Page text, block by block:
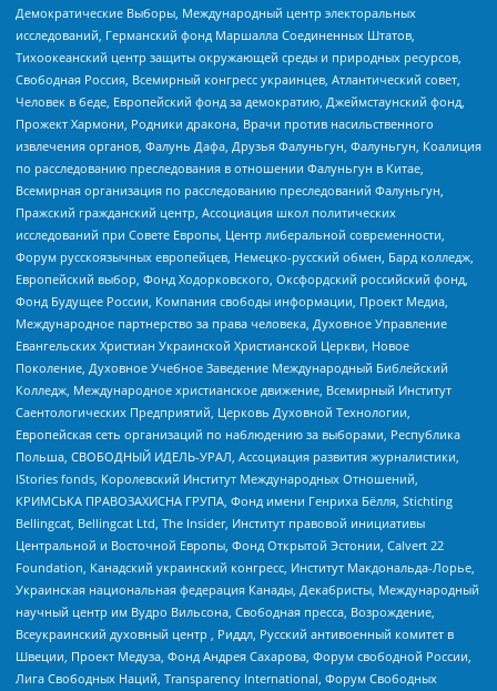
Демократические Выборы, Международный центр электоральных
исследований, Германский фонд Маршалла Соединенных Штатов,
Тихоокеанский центр защиты окружающей среды и природных ресурсов,
Свободная Россия, Всемирный конгресс украинцев, Атлантический совет,
Человек в беде, Европейский фонд за демократию, Джеймстаунский фонд,
Прожект Хармони, Родники дракона, Врачи против насильственного
извлечения органов, Фалунь Дафа, Друзья Фалуньгун, Фалуньгун, Коалиция
по расследованию преследования в отношении Фалуньгун в Китае,
Всемирная организация по расследованию преследований Фалуньгун,
Пражский гражданский центр, Ассоциация школ политических
исследований при Совете Европы, Центр либеральной современности,
Форум русскоязычных европейцев, Немецко-русский обмен, Бард колледж,
Европейский выбор, Фонд Ходорковского, Оксфордский российский фонд,
Фонд Будущее России, Компания свободы информации, Проект Медиа,
Международное партнерство за права человека, Духовное Управление
Евангельских Христиан Украинской Христианской Церкви, Новое
Поколение, Духовное Учебное Заведение Международный Библейский
Колледж, Международное христианское движение, Всемирный Институт
Саентологических Предприятий, Церковь Духовной Технологии,
Европейская сеть организаций по наблюдению за выборами, Республика
Польша, СВОБОДНЫЙ ИДЕЛЬ-УРАЛ, Ассоциация развития журналистики,
IStories fonds, Королевский Институт Международных Отношений,
КРИМСЬКА ПРАВОЗАХИСНА ГРУПА, Фонд имени Генриха Бёлля, Stichting
Bellingcat, Bellingcat Ltd, The Insider, Институт правовой инициативы
Центральной и Восточной Европы, Фонд Открытой Эстонии, Calvert 22
Foundation, Канадский украинский конгресс, Институт Макдональда-Лорье,
Украинская национальная федерация Канады, Декабристы, Международный
научный центр им Вудро Вильсона, Свободная пресса, Возрождение,
Всеукраинский духовный центр , Риддл, Русский антивоенный комитет в
Швеции, Проект Медуза, Фонд Андрея Сахарова, Форум свободной России,
Лига Свободных Наций, Transparеncy International, Форум Свободных